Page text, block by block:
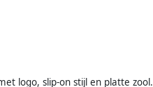
logo, slip-on stijl en platte zool.